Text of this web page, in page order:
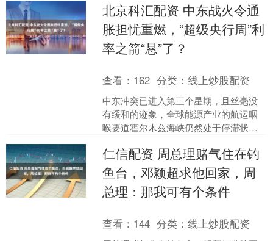
艘伊朗油轮的报复行动。 扣....
北京科汇配资 中东战火令通
胀担忧重燃，“超级央行周”利
率之箭“悬”了？
查看： 162 分类：线上炒股配资
中东冲突已进入第三个星期，且丝毫没
有缓和的迹象，全球能源产业的航运咽
喉要道霍尔木兹海峡仍然处于停滞状
元的关键关口后，由....
仁信配资 周总理赌气住在钓
鱼台，邓颖超求他回家，周
总理：那我可有个条件
查看： 144 分类：线上炒股配资